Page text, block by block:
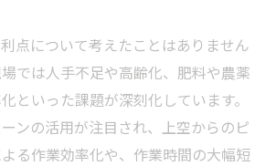
点について考えたことはありません
では人手不足や高齢化、肥料や農薬
といった課題が深刻化しています。
ンの活用が注目され、上空からのピ
る作業効率化や、作業時間の大幅短